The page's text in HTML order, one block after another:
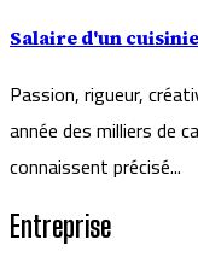
Salaire d'un
Passion, rigueur,
année des milliers de
connaissent précisé...
Entreprise